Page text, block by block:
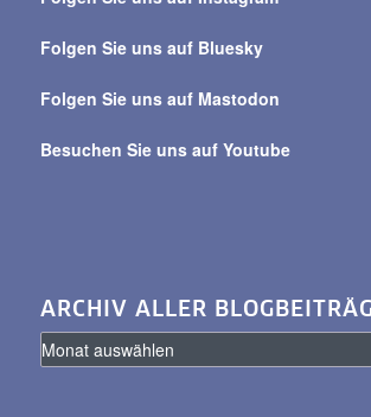
alle
Folgen Sie uns auf Bluesky
Folgen Sie uns auf Mastodon
Besuchen Sie uns auf Youtube
ARCHIV ALLER